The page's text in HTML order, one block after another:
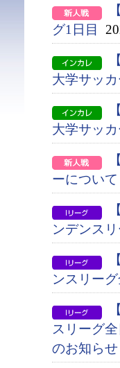
グ1日目
大学サッ
大学サッ
ーについて
ンデンス
ンスリー
スリーグ
のお知らせ